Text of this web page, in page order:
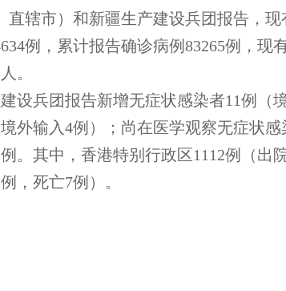
辖市）和新疆生产建设兵团报告，现
例，累计报告确诊病例83265例，
。
兵团报告新增无症状感染者11例（
外输入4例）；尚在医学观察无症状感
其中，香港特别行政区1112例（出
，死亡7例）。